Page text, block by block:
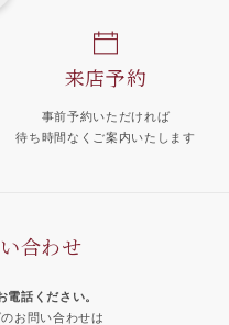
合わせ
電話ください。
お問い合わせは
来店予約
事前予約いただければ
待ち時間なくご案内いたします